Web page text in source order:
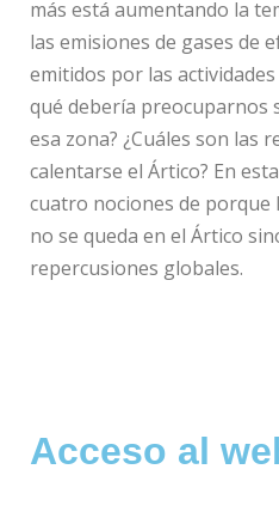
más está aumentando la
las emisiones de gases de
emitidos por las
qué debería preocuparnos
esa zona? ¿Cuáles son las
calentarse el Ártico? En
cuatro nociones de porque
no se queda en el Ártico
repercusiones globales.
Acceso al